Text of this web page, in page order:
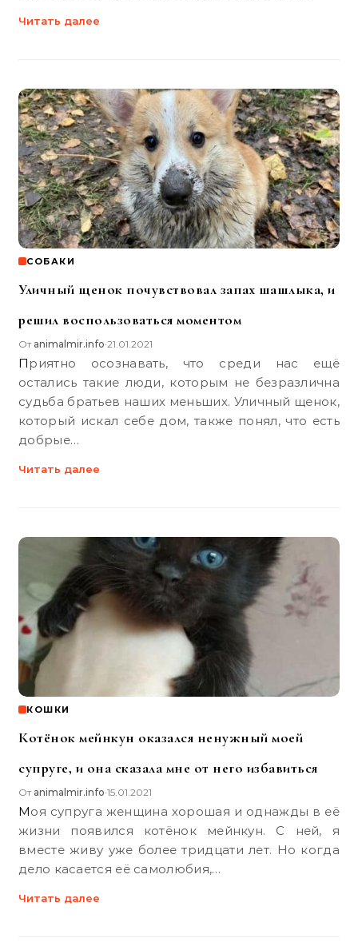
Читать далее
СОБАКИ
Уличный щенок почувствовал запах шашлыка, и
решил воспользоваться моментом
От animalmir.info•21.01.2021
Приятно осознавать, что среди нас ещё
остались такие люди, которым не безразлична
судьба братьев наших меньших. Уличный щенок,
который искал себе дом, также понял, что есть
добрые…
Читать далее
КОШКИ
Котёнок мейнкун оказался ненужный моей
супруге, и она сказала мне от него избавиться
От animalmir.info•15.01.2021
Моя супруга женщина хорошая и однажды в её
жизни появился котёнок мейнкун. С ней, я
вместе живу уже более тридцати лет. Но когда
дело касается её самолюбия,…
Читать далее